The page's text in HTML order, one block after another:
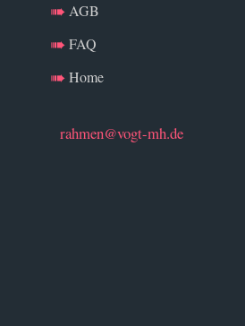
AGB
FAQ
Home
rahmen@vogt-mh.de